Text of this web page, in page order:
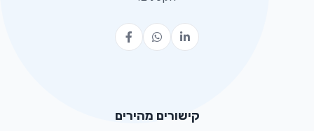
קישורים מהירים